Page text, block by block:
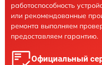
работоспособность
или рекомендованные
ремонта выполняем
предоставляем гарантию.
Официальный